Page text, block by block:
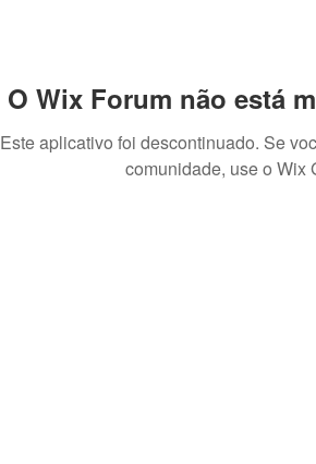
O Wix Forum não está
Este aplicativo foi descontinuado. Se
comunidade, use o Wix